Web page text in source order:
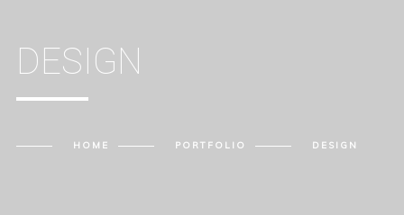
DESIGN
HOME PORTFOLIO DESIGN